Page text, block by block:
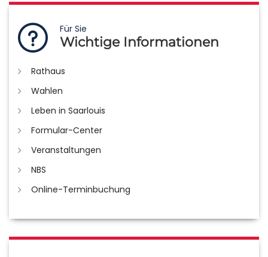
Für Sie
Wichtige Informationen
Rathaus
Wahlen
Leben in Saarlouis
Formular-Center
Veranstaltungen
NBS
Online-Terminbuchung